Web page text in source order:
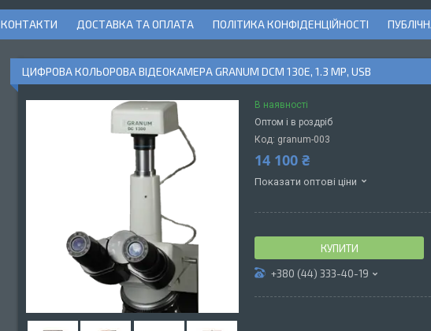
КОНТАКТИ ДОСТАВКА ТА ОПЛАТА ПОЛІТИКА КОНФІДЕНЦІЙНОСТІ
ЦИФРОВА КОЛЬОРОВА ВІДЕОКАМЕРА GRANUM DCM 130E, 1.3 МР, USB
В наявності
Оптом і в роздріб
Код: granum-003
14 100 ₴
Показати оптові ціни
КУПИТИ
+380 (44) 333-40-19